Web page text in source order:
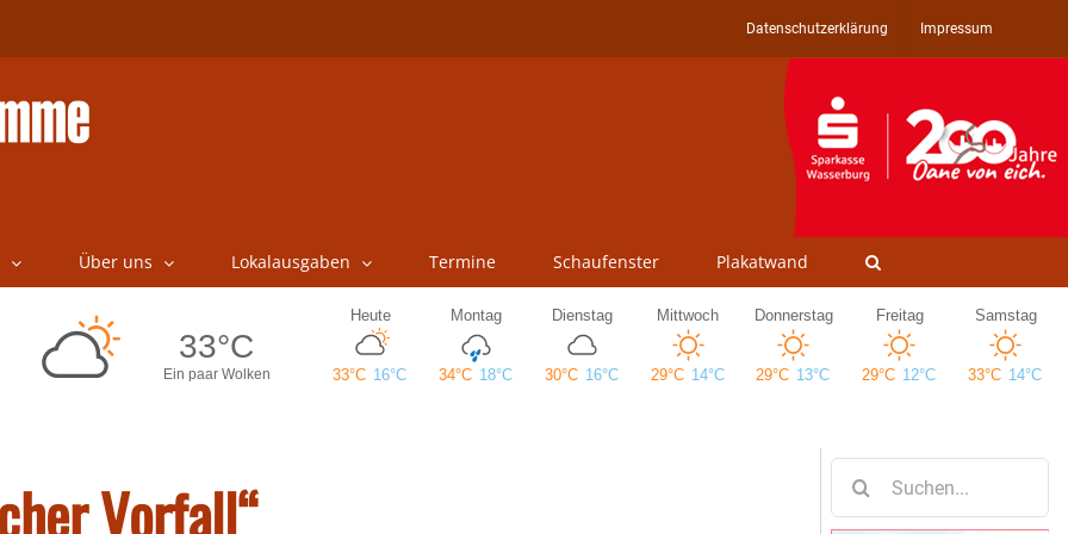
Datenschutzerklärung Impressum
Über uns Lokalausgaben Termine Schaufenster Plakatwand
Vorfall“
nach: